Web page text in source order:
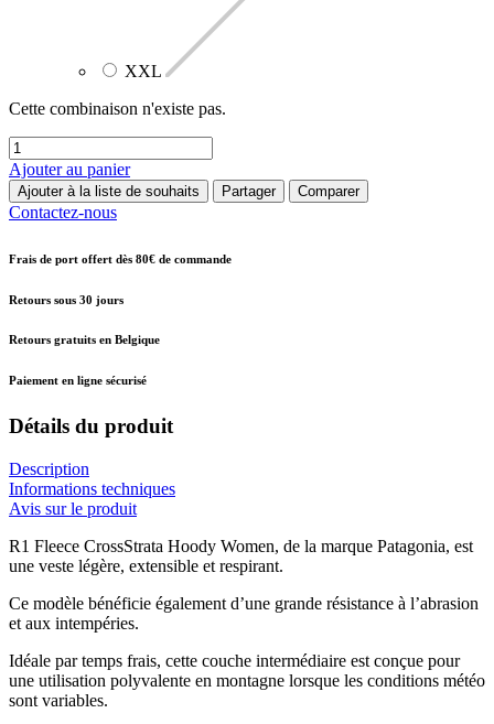
XXL
Cette combinaison n'existe pas.
Ajouter au panier
Ajouter à la liste de souhaits Partager Comparer
Contactez-nous
Frais de port offert dès 80€ de commande
Retours sous 30 jours
Retours gratuits en Belgique
Paiement en ligne sécurisé
Détails du produit
Description
Informations techniques
Avis sur le produit
R1 Fleece CrossStrata Hoody Women, de la marque Patagonia, est
une veste légère, extensible et respirant.
Ce modèle bénéficie également d’une grande résistance à l’abrasion
et aux intempéries.
Idéale par temps frais, cette couche intermédiaire est conçue pour
une utilisation polyvalente en montagne lorsque les conditions météo
sont variables.